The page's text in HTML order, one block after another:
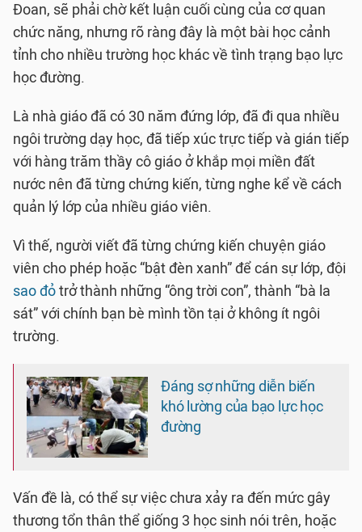
Đoan, sẽ phải chờ kết luận cuối cùng của cơ quan
chức năng, nhưng rõ ràng đây là một bài học cảnh
tỉnh cho nhiều trường học khác về tình trạng bạo lực
học đường.
Là nhà giáo đã có 30 năm đứng lớp, đã đi qua nhiều
ngôi trường dạy học, đã tiếp xúc trực tiếp và gián tiếp
với hàng trăm thầy cô giáo ở khắp mọi miền đất
nước nên đã từng chứng kiến, từng nghe kể về cách
quản lý lớp của nhiều giáo viên.
Vì thế, người viết đã từng chứng kiến chuyện giáo
viên cho phép hoặc “bật đèn xanh” để cán sự lớp, đội
sao đỏtrở thành những “ông trời con”, thành “bà la
sát” với chính bạn bè mình tồn tại ở không ít ngôi
trường.
Đáng sợ những diễn biến
khó lường của bạo lực học
đường
Vấn đề là, có thể sự việc chưa xảy ra đến mức gây
thương tổn thân thể giống 3 học sinh nói trên, hoặc